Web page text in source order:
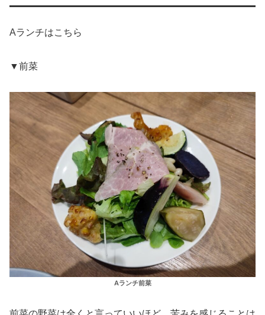
Aランチはこちら
▼前菜
Aランチ前菜